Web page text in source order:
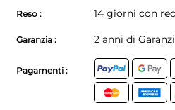
Reso : 14 giorni con
Garanzia : 2 anni di
Pagamenti :